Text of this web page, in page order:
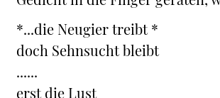
*...die Neugier treibt *
doch Sehnsucht bleibt
......
erst die Lust